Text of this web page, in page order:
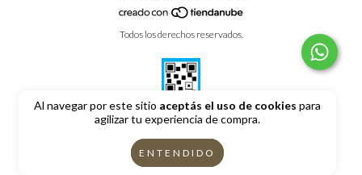
Al navegar por este sitio aceptás el uso de cookies para
agilizar tu experiencia de compra.
ENTENDIDO
Todos los derechos reservados.
Defensa de las y los consumidores. Para reclamos